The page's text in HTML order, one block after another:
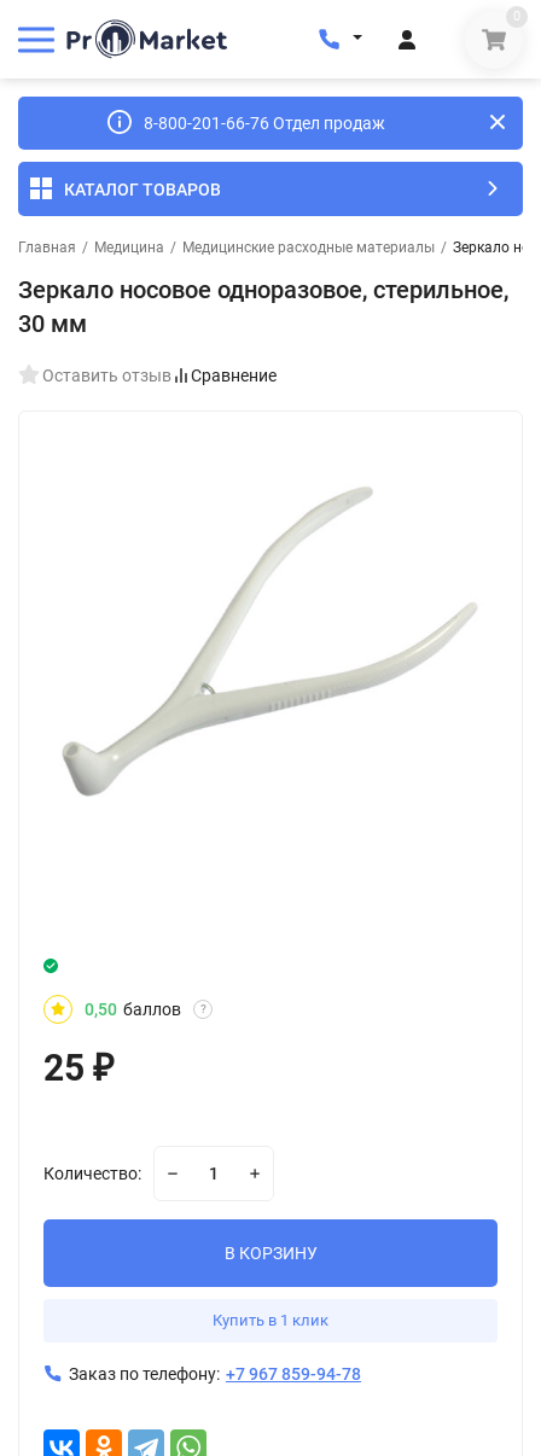
0
8-800-201-66-76 Отдел продаж
КАТАЛОГ ТОВАРОВ
Главная / Медицина / Медицинские расходные материалы / Зеркало
Зеркало носовое одноразовое, стерильное,
30 мм
Оставить отзыв Сравнение
0,50 баллов ?
25 ₽
Количество:
В КОРЗИНУ
Купить в 1 клик
Заказ по телефону: +7 967 859-94-78